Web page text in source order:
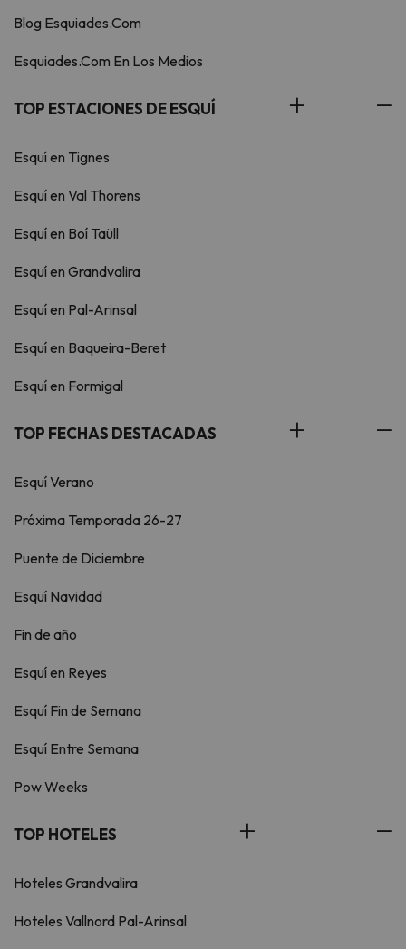
Blog Esquiades.Com
Esquiades.Com En Los Medios
TOP ESTACIONES DE ESQUÍ
Esquí en Tignes
Esquí en Val Thorens
Esquí en Boí Taüll
Esquí en Grandvalira
Esquí en Pal-Arinsal
Esquí en Baqueira-Beret
Esquí en Formigal
TOP FECHAS DESTACADAS
Esquí Verano
Próxima Temporada 26-27
Puente de Diciembre
Esquí Navidad
Fin de año
Esquí en Reyes
Esquí Fin de Semana
Esquí Entre Semana
Pow Weeks
TOP HOTELES
Hoteles Grandvalira
Hoteles Vallnord Pal-Arinsal